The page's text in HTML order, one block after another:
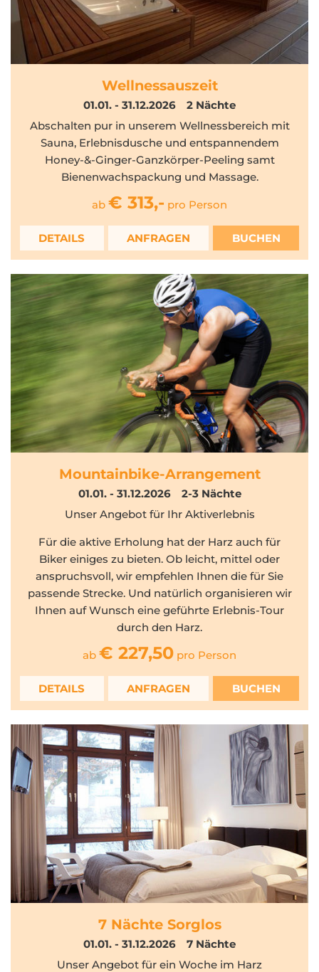
Wellnessauszeit
01.01. - 31.12.2026 2 Nächte
Abschalten pur in unserem Wellnessbereich mit
Sauna, Erlebnisdusche und entspannendem
Honey-&-Ginger-Ganzkörper-Peeling samt
Bienenwachspackung und Massage.
ab € 313,- pro Person
DETAILS ANFRAGEN BUCHEN
Mountainbike-Arrangement
01.01. - 31.12.2026 2-3Nächte
Unser Angebot für Ihr Aktiverlebnis
Für die aktive Erholung hat der Harz auch für
Biker einiges zu bieten. Ob leicht, mittel oder
anspruchsvoll, wir empfehlen Ihnen die für Sie
passende Strecke. Und natürlich organisieren wir
Ihnen auf Wunsch eine geführte Erlebnis-Tour
durch den Harz.
ab € 227,50 pro Person
DETAILS ANFRAGEN BUCHEN
7 Nächte Sorglos
01.01. - 31.12.2026 7 Nächte
Unser Angebot für ein Woche im Harz